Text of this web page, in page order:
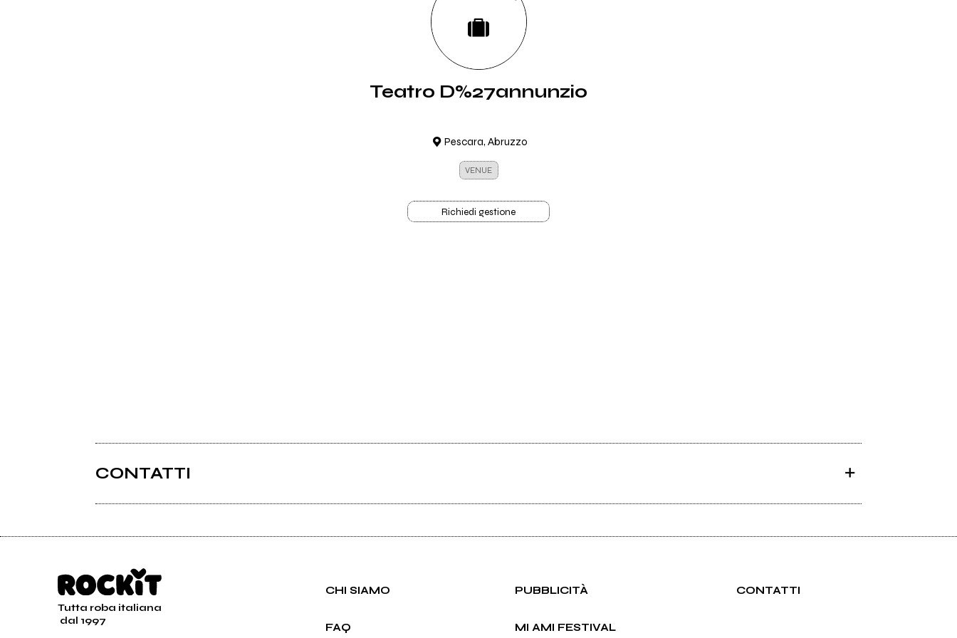
Teatro D%27annunzio
Pescara, Abruzzo
VENUE
Richiedi gestione
CONTATTI
Tutta roba italiana
dal 1997
CHI SIAMO PUBBLICITÀ CONTATTI
FAQ MI AMI FESTIVAL